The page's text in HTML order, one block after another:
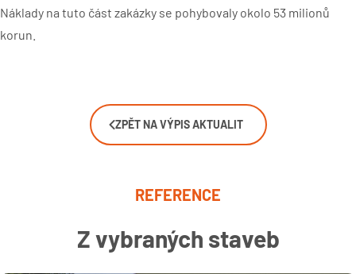
Náklady na tuto část zakázky se pohybovaly okolo 53 milionů
korun.
ZPĚT NA VÝPIS AKTUALIT
REFERENCE
Z vybraných staveb